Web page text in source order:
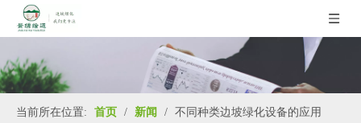
当前所在位置: 首页 / 新闻 / 不同种类边坡绿化设备的应用